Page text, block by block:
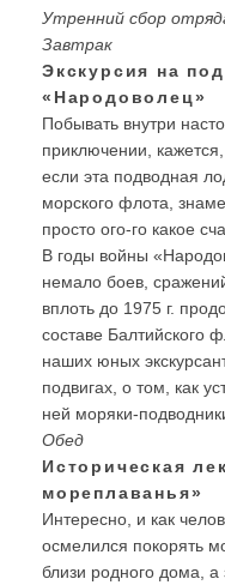
Утренний сбор
Завтрак
Экскурсия на
«Народоволец»
Побывать внутри
приключении,
если эта подводная
морского флота,
просто ого-го какое
В годы войны
немало боев,
вплоть до 1975 г.
составе Балтийского
наших юных
подвигах, о том, как
ней моряки-
Обед
Историческая
мореплаванья»
Интересно, и как
осмелился покорять
близи родного дома, а